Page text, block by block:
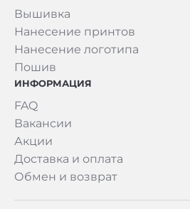
Вышивка
Нанесение принтов
Нанесение логотипа
Пошив
ИНФОРМАЦИЯ
FAQ
Вакансии
Акции
Доставка и оплата
Обмен и возврат